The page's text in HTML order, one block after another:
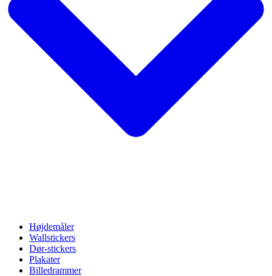
Højdemåler
Wallstickers
Dør-stickers
Plakater
Billedrammer